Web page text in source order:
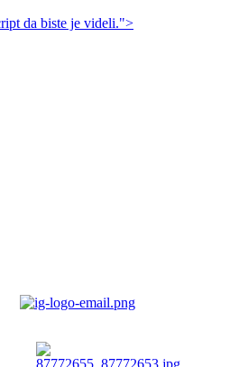
da biste je videli.">